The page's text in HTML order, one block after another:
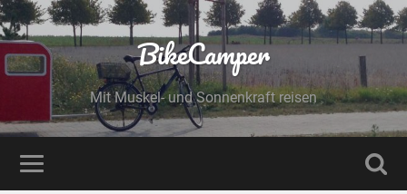
BikeCamper
Mit Muskel- und Sonnenkraft reisen